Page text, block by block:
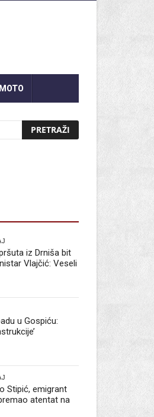
iz Drniša bit
Vlajčić: Veseli
u Gospiću:
Stipić, emigrant
atentat na